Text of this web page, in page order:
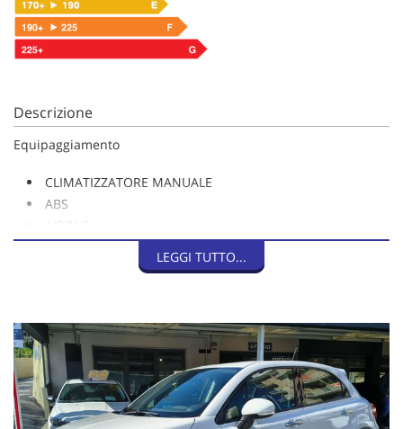
Descrizione
Equipaggiamento
CLIMATIZZATORE MANUALE
ABS
ESP
RADIO USB TOUCHSCREEN 7"
VIVAVOCE BLUETOOTH
FENDINEBBIA
SPECCHIETTI ELETTRICI
SEDILE FRAZIONATO 60/40
SEDILE E VOLANTE REGOLABILE IN ALTEZZA
LEGGI TUTTO...